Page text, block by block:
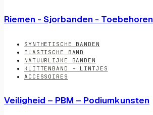
Riemen - Sjorbanden - Toebehoren
SYNTHETISCHE BANDEN
ELASTISCHE BAND
NATUURLIJKE BANDEN
KLITTENBAND - LINTJES
ACCESSOIRES
Veiligheid – PBM – Podiumkunsten